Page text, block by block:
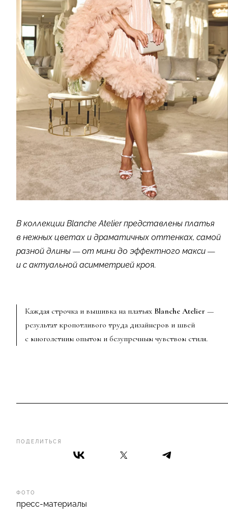
ПОДЕЛИТЬСЯ
ФОТО
пресс-материалы
В коллекции Blanche Atelier представлены платья
в нежных цветах и драматичных оттенках, самой
разной длины — от мини до эффектного макси —
и с актуальной асимметрией кроя.
Каждая строчка и вышивка на платьях Blanche Atelier —
результат кропотливого труда дизайнеров и швей
с многолетним опытом и безупречным чувством стиля.